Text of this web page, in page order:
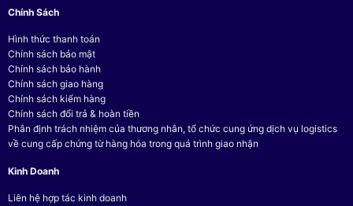
Chính Sách
Hình thức thanh toán
Chính sách bảo mật
Chính sách bảo hành
Chính sách giao hàng
Chính sách kiểm hàng
Chính sách đổi trả & hoàn tiền
Phân định trách nhiệm của thương nhân, tổ chức cung ứng dịch vụ logistics
về cung cấp chứng từ hàng hóa trong quá trình giao nhận
Kinh Doanh
Liên hệ hợp tác kinh doanh